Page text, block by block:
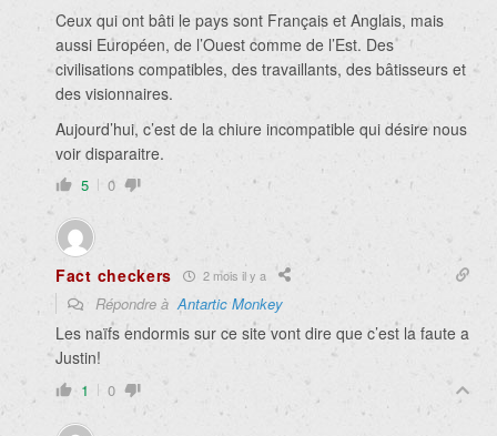
Ceux qui ont bâti le pays sont Français et Anglais, mais
aussi Européen, de l’Ouest comme de l’Est. Des
civilisations compatibles, des travaillants, des bâtisseurs et
des visionnaires.
Aujourd’hui, c’est de la chiure incompatible qui désire nous
voir disparaitre.
5 0
Fact checkers 2 mois il y a
Répondre àAntartic Monkey
Les naïfs endormis sur ce site vont dire que c’est la faute a
Justin!
1 0